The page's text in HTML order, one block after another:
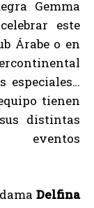
Gemma
este
Árabe o en
especiales…
tienen
distintas
eventos
Delfina